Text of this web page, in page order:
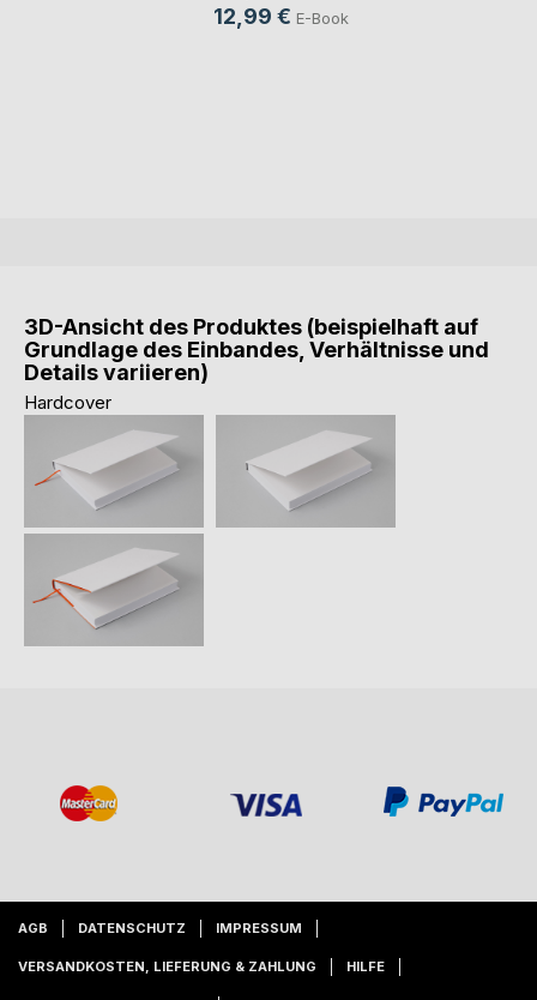
12,99 € E-Book
3D-Ansicht des Produktes (beispielhaft auf
Grundlage des Einbandes, Verhältnisse und
Details variieren)
Hardcover
AGB DATENSCHUTZ IMPRESSUM
VERSANDKOSTEN, LIEFERUNG & ZAHLUNG HILFE